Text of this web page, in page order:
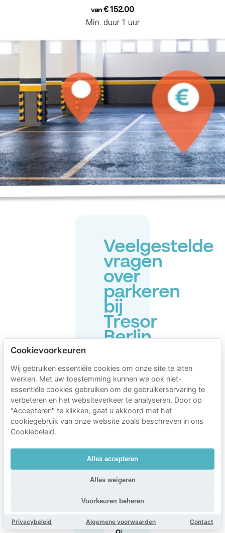
van € 152.00
Min. duur 1 uur
Veelgestelde
vragen
over
parkeren
bij
Tresor
Berlin
Club
&
label
ligt Tresor Berlin
I Club & label
(Köpenicker
Straße 70)?
Hoeveel
parkeren
Cookievoorkeuren
Wij gebruiken essentiële cookies om onze site te laten
werken. Met uw toestemming kunnen we ook niet-
essentiële cookies gebruiken om de gebruikerservaring te
verbeteren en het websiteverkeer te analyseren. Door op
"Accepteren" te klikken, gaat u akkoord met het
cookiegebruik van onze website zoals beschreven in ons
Cookiebeleid.
Alles accepteren
Alles weigeren
Voorkeuren beheren
Privacybeleid Algemene voorwaarden Contact